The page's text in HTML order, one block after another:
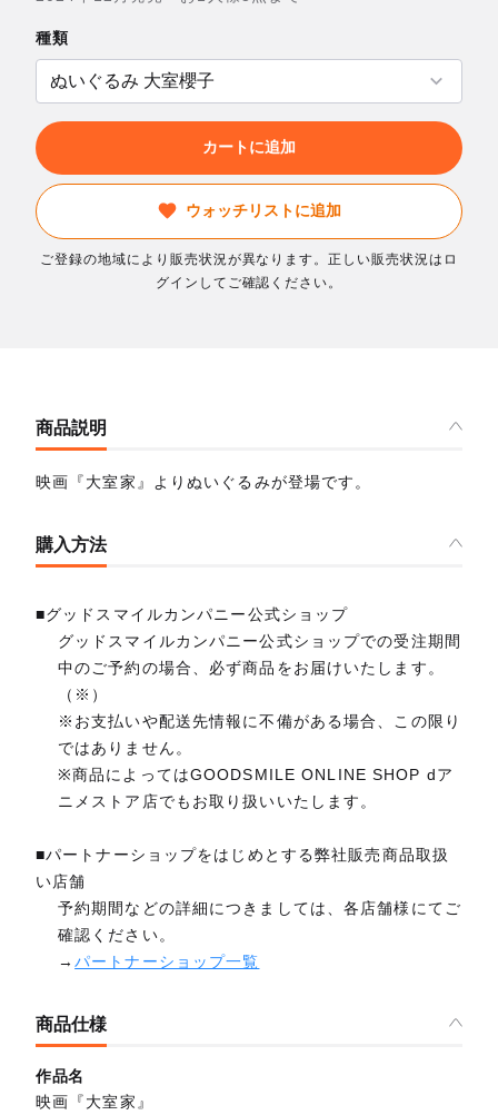
種類
カートに追加
ウォッチリストに追加
ご登録の地域により販売状況が異なります。正しい販売状況はロ
グインしてご確認ください。
商品説明
映画『大室家』よりぬいぐるみが登場です。
購入方法
■グッドスマイルカンパニー公式ショップ
グッドスマイルカンパニー公式ショップでの受注期間
中のご予約の場合、必ず商品をお届けいたします。
（※）
※お支払いや配送先情報に不備がある場合、この限り
ではありません。
※商品によってはGOODSMILE ONLINE SHOP dア
ニメストア店でもお取り扱いいたします。
■パートナーショップをはじめとする弊社販売商品取扱
い店舗
予約期間などの詳細につきましては、各店舗様にてご
確認ください。
→パートナーショップ一覧
商品仕様
作品名
映画『大室家』